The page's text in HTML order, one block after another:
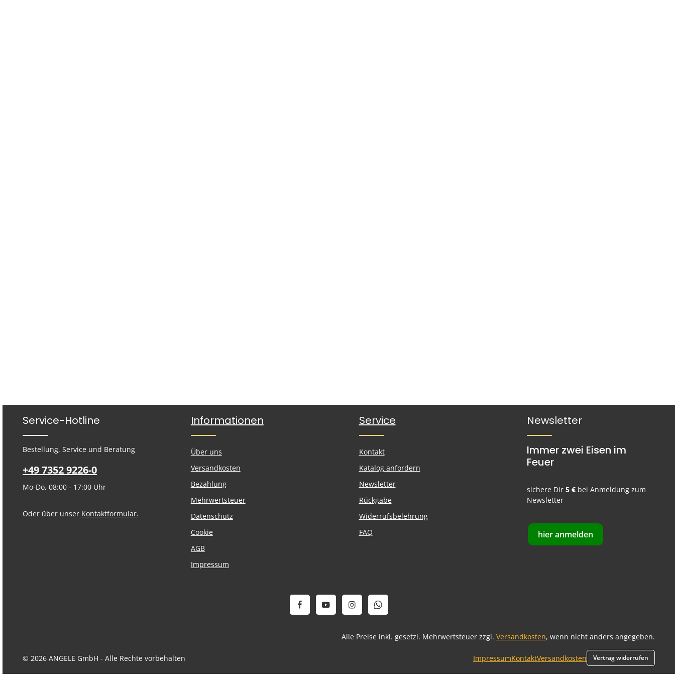
Service-Hotline
Bestellung, Service und Beratung
+49 7352 9226-0
Mo-Do, 08:00 - 17:00 Uhr
Oder über unser Kontaktformular.
Informationen
Über uns
Versandkosten
Bezahlung
Mehrwertsteuer
Datenschutz
Cookie
AGB
Impressum
Service
Kontakt
Katalog anfordern
Newsletter
Rückgabe
Widerrufsbelehrung
FAQ
Newsletter
Immer zwei Eisen im
Feuer
sichere Dir5 € bei Anmeldung zum
Newsletter
hier anmelden
Alle Preise inkl. gesetzl. Mehrwertsteuer zzgl. Versandkosten, wenn nicht anders angegeben.
© 2026 ANGELE GmbH - Alle Rechte vorbehalten ImpressumKontaktVersandkosten Vertrag widerrufen